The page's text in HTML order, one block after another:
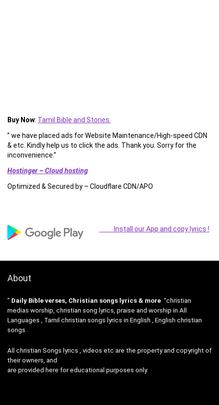
Buy Now: Tamil Bible and Stories
” we have placed ads for Website Maintenance/High-speed CDN
& etc. Kindly help us to click the ads. Thank you. Sorry for the
inconvenience.”
Hostinger – Cloud hosting
Optimized & Secured by – Cloudflare CDN/APO
Install our App and copy lyrics !
About
” Daily Bible verses, Christian songs lyrics & more “christian
medias worship, christian song lyrics, praise and worship in All
Languages , Tamil christian songs lyrics in English , English christian
songs .
All christian Songs lyrics , videos etc are the property and copyright of
their owners, and
are provided here for educational purposes only.